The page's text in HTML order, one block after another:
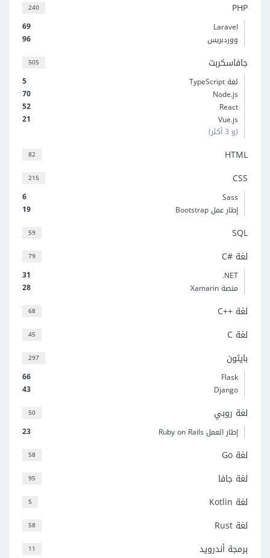
240 PHP
69
Laravel
96
ووردبريس
505 جافاسكربت
5
لغة TypeScript
70
Node.js
52
React
21
Vue.js
(و 3 أكثر)
82 HTML
215 CSS
6
Sass
19
إطار عمل Bootstrap
59 SQL
79 لغة C#‎
31
‎.NET
28
منصة Xamarin
68 لغة C++‎
45 لغة C
297 بايثون
66
Flask
43
Django
50 لغة روبي
23 إطار العمل Ruby on Rails
58 لغة Go
95 لغة جافا
5 لغة Kotlin
58 لغة Rust
11 برمجة أندرويد